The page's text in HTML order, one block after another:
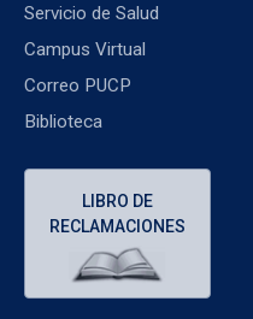
Servicio de Salud
Campus Virtual
Correo PUCP
Biblioteca
LIBRO DE
RECLAMACIONES